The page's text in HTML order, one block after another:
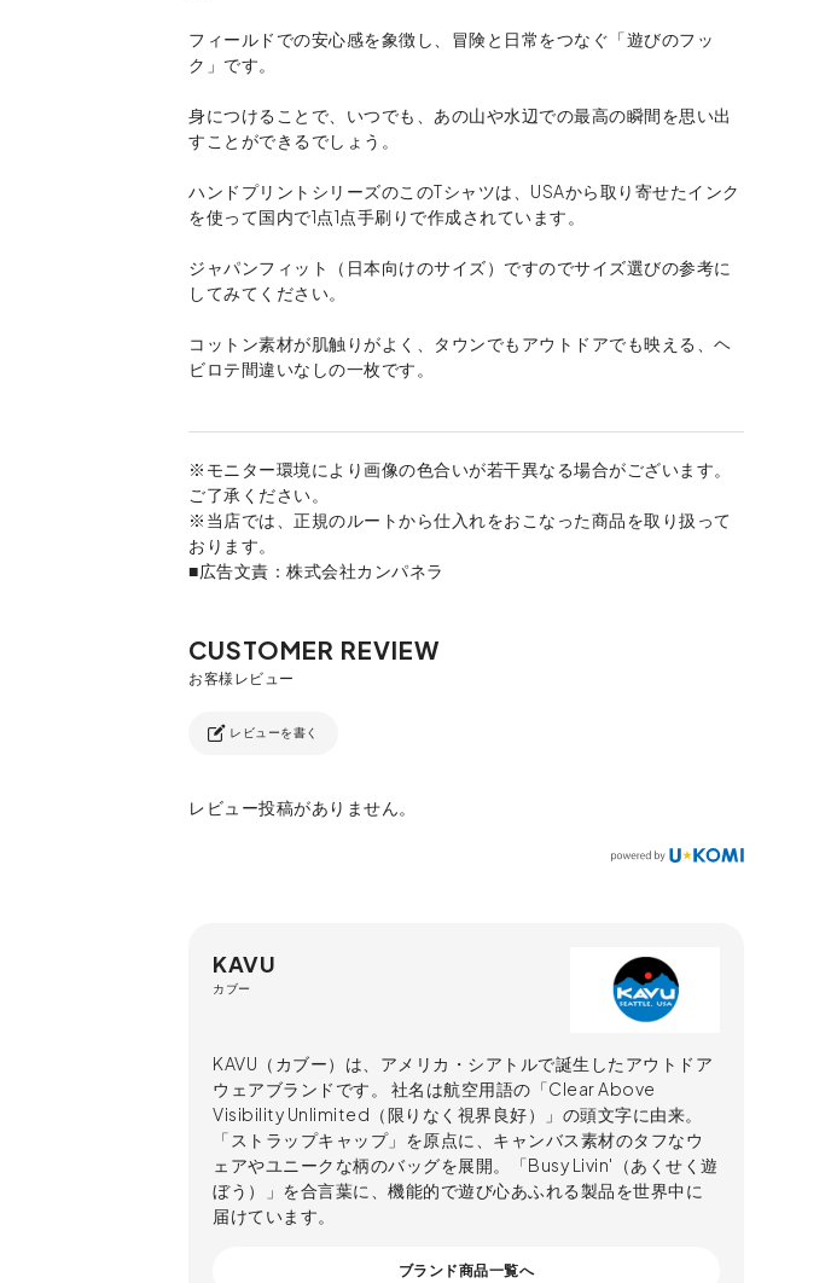
フィールドでの安心感を象徴し、冒険と日常をつなぐ「遊びのフッ
ク」です。
身につけることで、いつでも、あの山や水辺での最高の瞬間を思い出
すことができるでしょう。
ハンドプリントシリーズのこのTシャツは、USAから取り寄せたインク
を使って国内で1点1点手刷りで作成されています。
ジャパンフィット（日本向けのサイズ）ですのでサイズ選びの参考に
してみてください。
コットン素材が肌触りがよく、タウンでもアウトドアでも映える、ヘ
ビロテ間違いなしの一枚です。
※モニター環境により画像の色合いが若干異なる場合がございます。
ご了承ください。
※当店では、正規のルートから仕入れをおこなった商品を取り扱って
おります。
■広告文責：株式会社カンパネラ
レビューを書く
レビュー投稿がありません。
KAVU
カブー
KAVU（カブー）は、アメリカ・シアトルで誕生したアウトドア
ウェアブランドです。 社名は航空用語の「Clear Above
Visibility Unlimited（限りなく視界良好）」の頭文字に由来。
「ストラップキャップ」を原点に、キャンバス素材のタフなウ
ェアやユニークな柄のバッグを展開。「Busy Livin'（あくせく遊
ぼう）」を合言葉に、機能的で遊び心あふれる製品を世界中に
届けています。
ブランド商品一覧へ